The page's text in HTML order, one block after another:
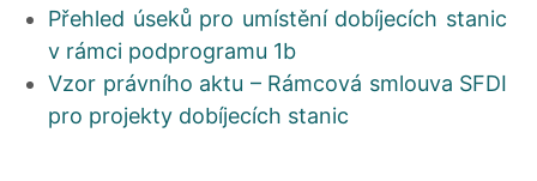
Přehled úseků pro umístění dobíjecích stanic
v rámci podprogramu 1b
Vzor právního aktu – Rámcová smlouva SFDI
pro projekty dobíjecích stanic